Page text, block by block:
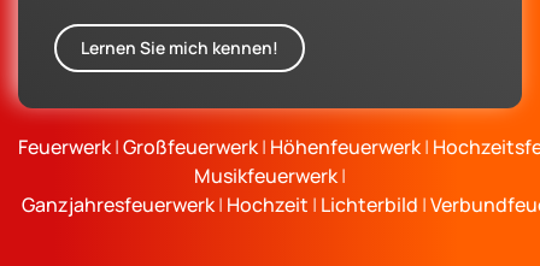
Lernen Sie mich kennen!
Feuerwerk|Großfeuerwerk| Höhenfeuerwerk|
Musikfeuerwerk|
Ganzjahresfeuerwerk| Hochzeit | Lichterbild |